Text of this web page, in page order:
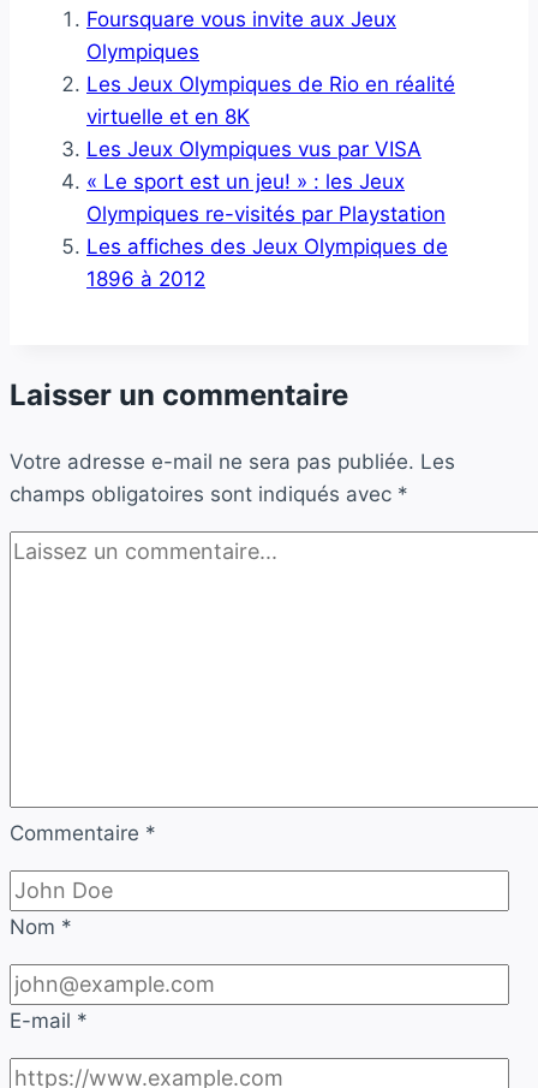
Foursquare vous invite aux Jeux
Olympiques
Les Jeux Olympiques de Rio en réalité
virtuelle et en 8K
Les Jeux Olympiques vus par VISA
« Le sport est un jeu! » : les Jeux
Olympiques re-visités par Playstation
Les affiches des Jeux Olympiques de
1896 à 2012
Laisser un commentaire
Votre adresse e-mail ne sera pas publiée. Les
champs obligatoires sont indiqués avec *
Commentaire *
Nom *
E-mail *